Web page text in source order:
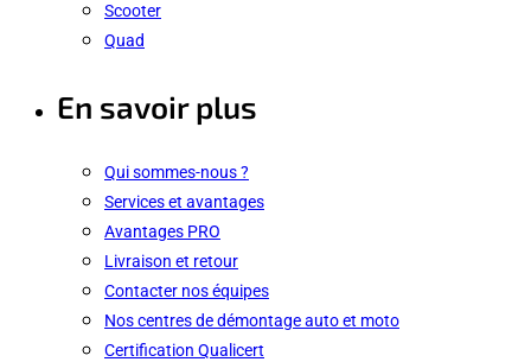
Scooter
Quad
En savoir plus
Qui sommes-nous ?
Services et avantages
Avantages PRO
Livraison et retour
Contacter nos équipes
Nos centres de démontage auto et moto
Certification Qualicert